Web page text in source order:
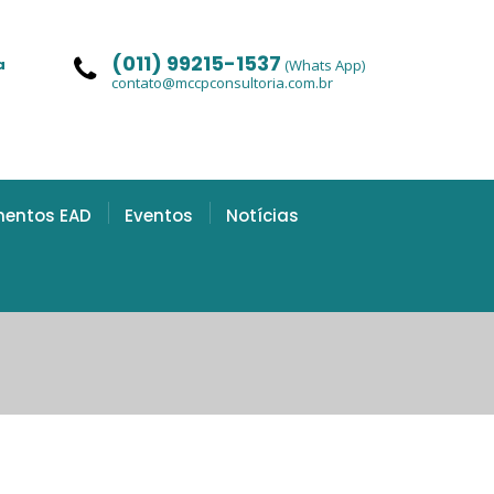
(011) 99215-1537 (Whats App)
contato@mccpconsultoria.com.br
EAD Eventos Notícias